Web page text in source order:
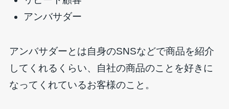
アンバサダー
アンバサダーとは自身のSNSなどで商品を紹介
してくれるくらい、自社の商品のことを好きに
なってくれているお客様のこと。